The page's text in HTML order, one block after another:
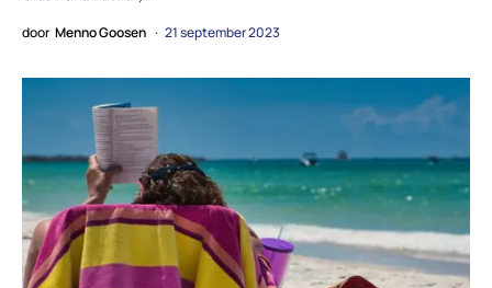
door Menno Goosen 21 september 2023